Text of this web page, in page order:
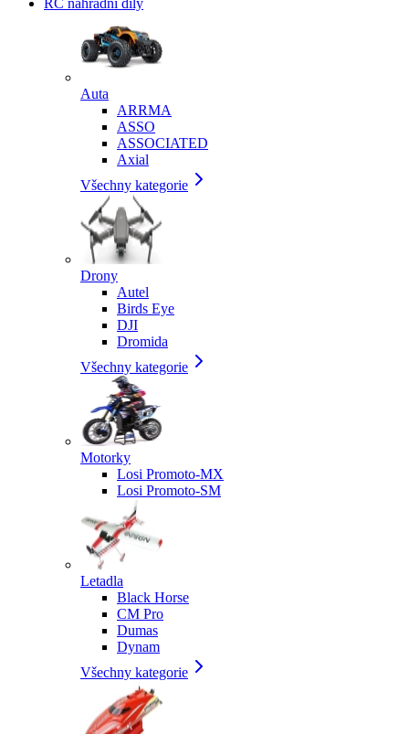
RC náhradní díly
Auta
ARRMA
ASSO
ASSOCIATED
Axial
Všechny kategorie
Drony
Autel
Birds Eye
DJI
Dromida
Všechny kategorie
Motorky
Losi Promoto-MX
Losi Promoto-SM
Letadla
Black Horse
CM Pro
Dumas
Dynam
Všechny kategorie